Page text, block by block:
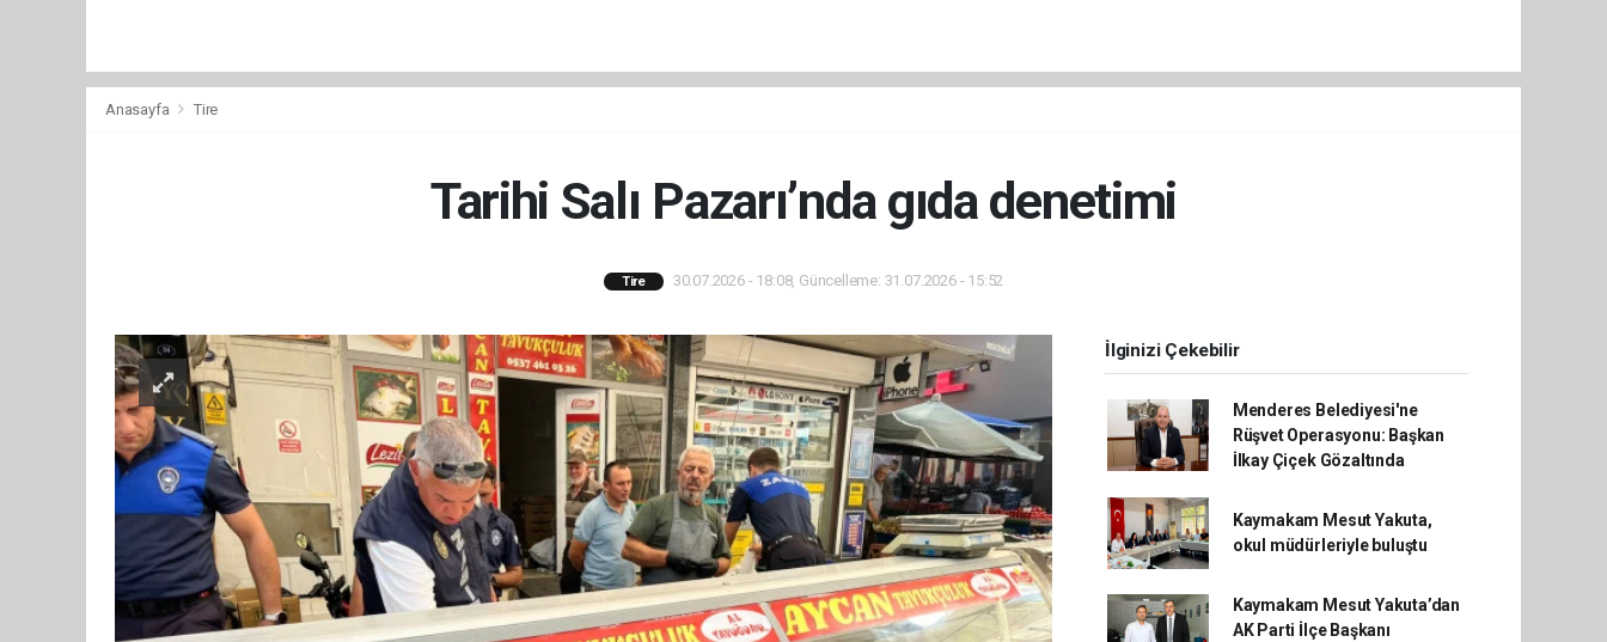
Anasayfa Tire
Tarihi Salı Pazarı’nda gıda denetimi
Tire 30.07.2026 - 18:08, Güncelleme: 31.07.2026 - 15:52
İlginizi Çekebilir
Menderes Belediyesi'ne
Rüşvet Operasyonu: Başkan
İlkay Çiçek Gözaltında
Kaymakam Mesut Yakuta,
okul müdürleriyle buluştu
Kaymakam Mesut Yakuta’dan
AK Parti İlçe Başkanı